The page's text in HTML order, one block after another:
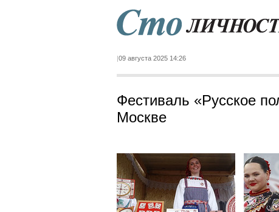
09 августа 2025 14:26
Фестиваль «Русское
Москве